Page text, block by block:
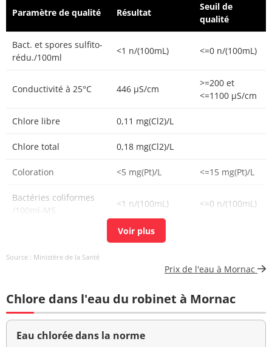
Paramètre de qualité Résultat
Seuil de
qualité
Bact. et spores sulfito-
rédu./100ml
<1 n/(100mL) <=0 n/(100mL)
Conductivité à 25°C 446 µS/cm
>=200 et
<=1100 µS/cm
Chlore libre 0,11 mg(Cl2)/L
Chlore total 0,18 mg(Cl2)/L
Coloration <5 mg(Pt)/L <=15 mg(Pt)/L
Bactéries coliformes
/100ml-MS
<1 n/(100mL) <=0 n/(100mL)
<1 n/mL
Ammonium (en NH4) <0,01 mg/L <=0,1 mg/L
Source : Ministère de la Santé
Prix de l'eau à Mornac
Chlore dans l'eau du robinet à Mornac
Eau chlorée dans la norme